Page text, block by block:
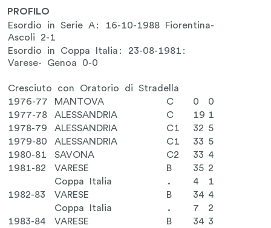
PROFILO
Esordio in Serie A: 16-10-1988 Fiorentina-
Ascoli 2-1
Esordio in Coppa Italia: 23-08-1981:
Varese- Genoa 0-0
Cresciuto con Oratorio di Stradella
1976-77
MANTOVA C 0
0
1977-78
ALESSANDRIA C 19 1
1978-79
ALESSANDRIA C1 32 5
1979-80
ALESSANDRIA C1 33 5
1980-81
SAVONA C2 33 4
1981-82
VARESE B 35 2
Coppa Italia
. 4
1
1982-83
VARESE B 34 4
Coppa Italia
. 7
2
1983-84
VARESE B 34 3